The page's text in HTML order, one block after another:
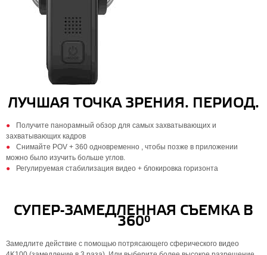
ЛУЧШАЯ ТОЧКА ЗРЕНИЯ. ПЕРИОД.
Получите панорамный обзор для самых захватывающих и
захватывающих кадров
Снимайте POV + 360 одновременно , чтобы позже в приложении
можно было изучить больше углов.
Регулируемая стабилизация видео + блокировка горизонта
СУПЕР-ЗАМЕДЛЕННАЯ СЪЕМКА В
360°
Замедлите действие с помощью потрясающего сферического видео